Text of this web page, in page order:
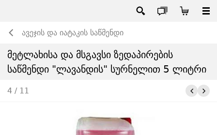
ავეჯის და იატაკის საწმენდი
მეტლახისა და მსგავსი ზედაპირების
საწმენდი "ლავანდის" სურნელით 5 ლიტრი
4 / 11